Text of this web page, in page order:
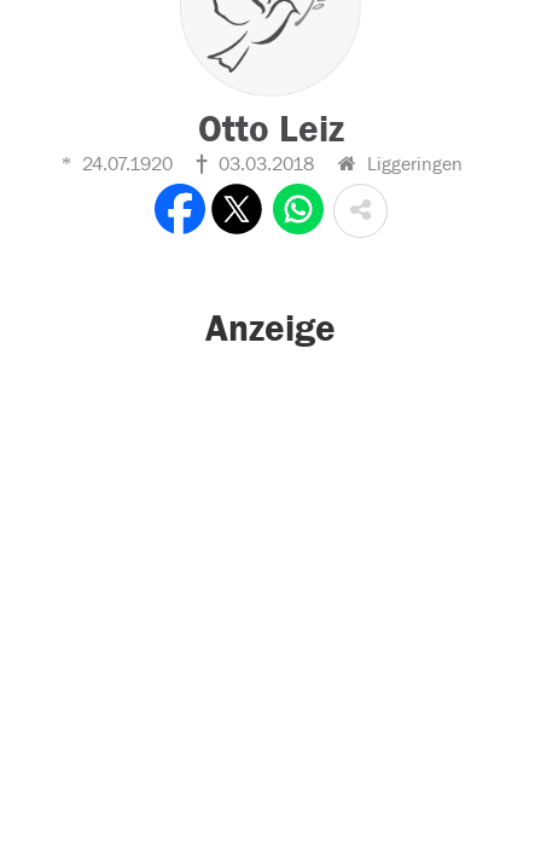
Otto Leiz
24.07.1920 03.03.2018 Liggeringen
Anzeige